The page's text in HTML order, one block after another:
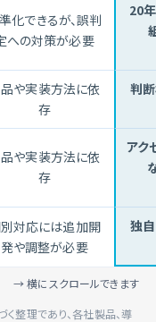
化できるが、誤判
への対策が必要
20
や実装方法に依
存
判
や実装方法に依
存
アク
対応には追加開
発や調整が必要
独
→ 横にスクロールできます
整理であり、各社製品、導